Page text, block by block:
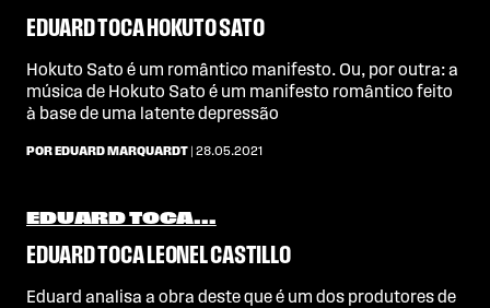
EDUARD TOCA HOKUTO SATO
Hokuto Sato é um romântico manifesto. Ou, por outra: a
música de Hokuto Sato é um manifesto romântico feito
à base de uma latente depressão
POR EDUARD MARQUARDT | 28.05.2021
EDUARD TOCA...
EDUARD TOCA LEONEL CASTILLO
Eduard analisa a obra deste que é um dos produtores de